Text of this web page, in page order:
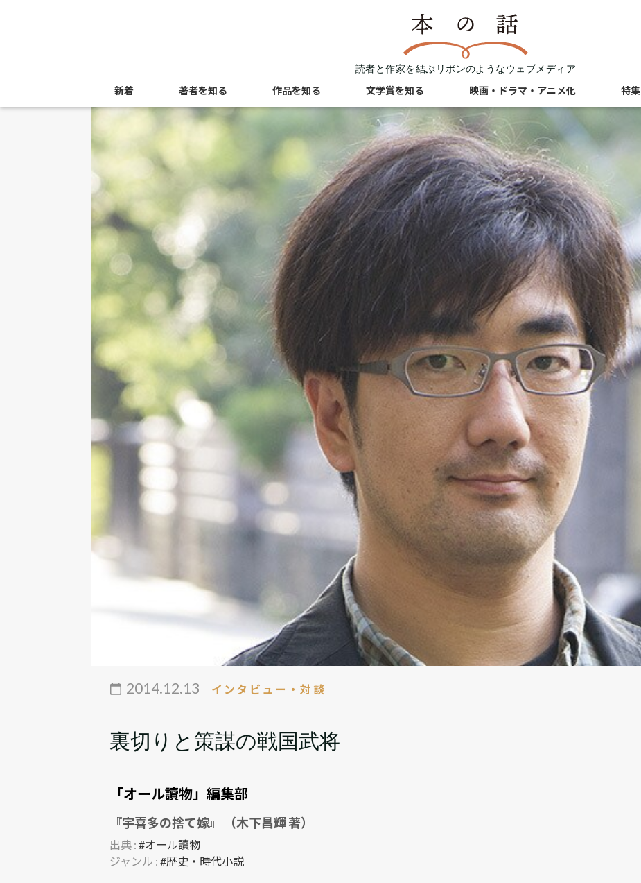
読者と作家を結ぶリボンのようなウェブメディア
新着 著者を知る 作品を知る 文学賞を知る 映画・ドラマ・アニメ化 特集
2014.12.13 インタビュー・対談
裏切りと策謀の戦国武将
「オール讀物」編集部
『宇喜多の捨て嫁』 （木下昌輝 著）
出典 : #オール讀物
ジャンル : #歴史・時代小説